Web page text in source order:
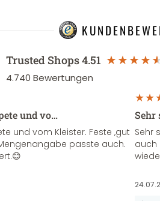
Trusted Shops4.51
4.740 Bewertungen
und vo…
und vom Kleister. Feste ,gut
passte auch.
Sehr
Sehr
auch